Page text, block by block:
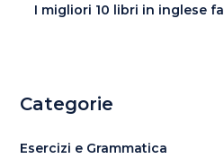
I migliori 10 libri in inglese
Categorie
Esercizi e Grammatica